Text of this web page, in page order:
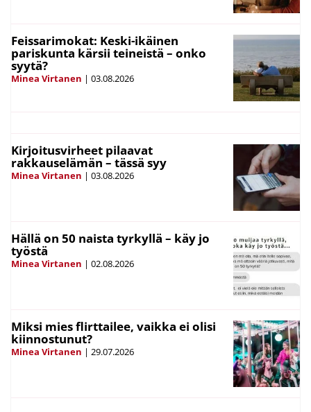
Feissarimokat: Keski-ikäinen
pariskunta kärsii teineistä – onko
syytä?
Minea Virtanen | 03.08.2026
Kirjoitusvirheet pilaavat
rakkauselämän – tässä syy
Minea Virtanen | 03.08.2026
Hällä on 50 naista tyrkyllä – käy jo
työstä
Minea Virtanen | 02.08.2026
Miksi mies flirttailee, vaikka ei olisi
kiinnostunut?
Minea Virtanen | 29.07.2026